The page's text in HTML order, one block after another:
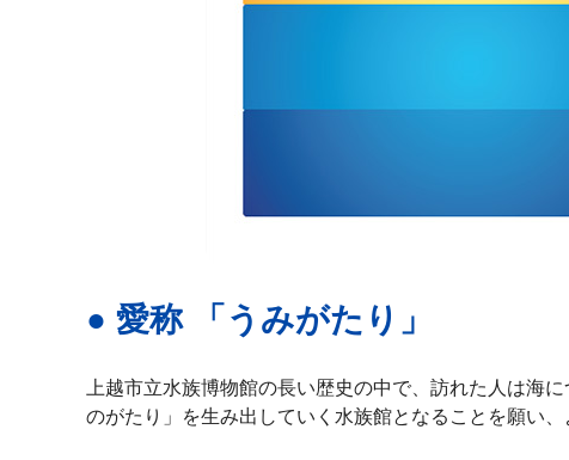
● 愛称 「うみがたり」
上越市立水族博物館の長い歴史の中で、訪れた人は海
のがたり」を生み出していく水族館となることを願い